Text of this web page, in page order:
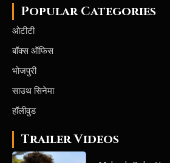
Popular Categories
ओटीटी
बॉक्स ऑफिस
भोजपुरी
साउथ सिनेमा
हॉलीवुड
Trailer Videos